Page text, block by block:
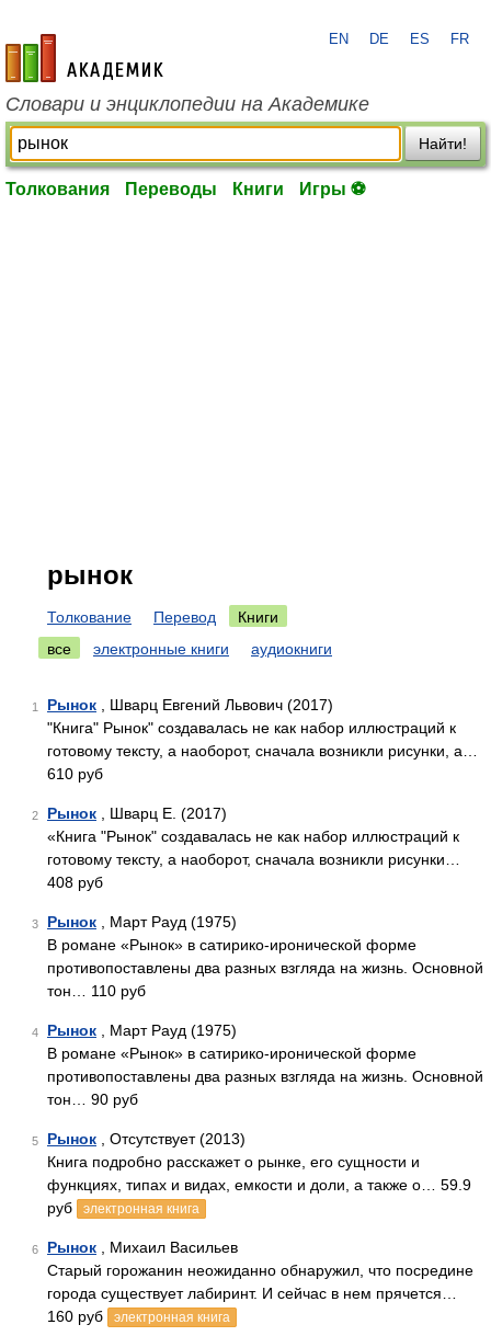
academic.ru
EN DE ES FR
Словари и энциклопедии на Академике
Найти!
Толкования Переводы Книги Игры ⚽
рынок
Толкование Перевод
Книги
все
электронные книги аудиокниги
1 Рынок , Шварц Евгений Львович (2017)
"Книга" Рынок" создавалась не как набор иллюстраций к
готовому тексту, а наоборот, сначала возникли рисунки, а…
610 руб
2 Рынок , Шварц Е. (2017)
«Книга "Рынок" создавалась не как набор иллюстраций к
готовому тексту, а наоборот, сначала возникли рисунки…
408 руб
3 Рынок , Март Рауд (1975)
В романе «Рынок» в сатирико-иронической форме
противопоставлены два разных взгляда на жизнь. Основной
тон… 110 руб
4 Рынок , Март Рауд (1975)
В романе «Рынок» в сатирико-иронической форме
противопоставлены два разных взгляда на жизнь. Основной
тон… 90 руб
5 Рынок , Отсутствует (2013)
Книга подробно расскажет о рынке, его сущности и
функциях, типах и видах, емкости и доли, а также о… 59.9
руб
электронная книга
6 Рынок , Михаил Васильев
Старый горожанин неожиданно обнаружил, что посредине
города существует лабиринт. И сейчас в нем прячется…
160 руб
электронная книга